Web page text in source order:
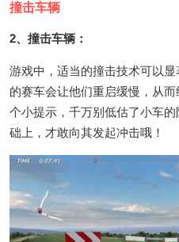
撞击车辆
2、撞击车辆：
游戏中，适当的撞击技术可以
的赛车会让他们重启缓慢，从
个小提示，千万别低估了小车
础上，才敢向其发起冲击哦！